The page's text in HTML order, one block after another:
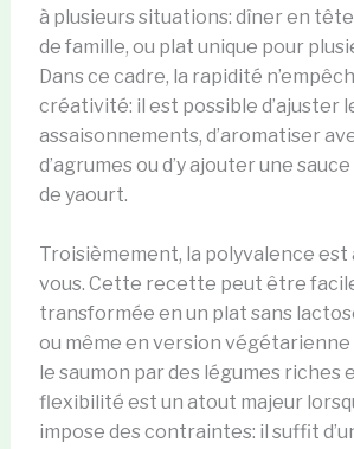
à plusieurs situations: dîner en
de famille, ou plat unique pour
Dans ce cadre, la rapidité
créativité: il est possible d’ajuster
assaisonnements, d’aromatiser
d’agrumes ou d’y ajouter une
de yaourt.
Troisièmement, la polyvalence est
vous. Cette recette peut être
transformée en un plat sans
ou même en version végétarienne
le saumon par des légumes riches
flexibilité est un atout majeur
impose des contraintes: il suffit